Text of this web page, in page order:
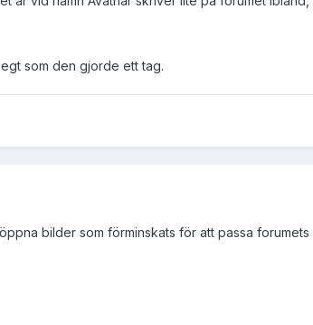
som den gjorde ett tag.
bilder som förminskats för att passa